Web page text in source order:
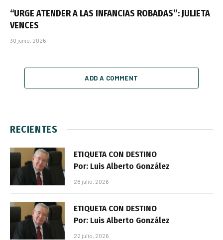
“URGE ATENDER A LAS INFANCIAS ROBADAS”: JULIETA
VENCES
30 junio, 2026
ADD A COMMENT
RECIENTES
ETIQUETA CON DESTINO
Por: Luis Alberto González
28 julio, 2026
ETIQUETA CON DESTINO
Por: Luis Alberto González
22 julio, 2026